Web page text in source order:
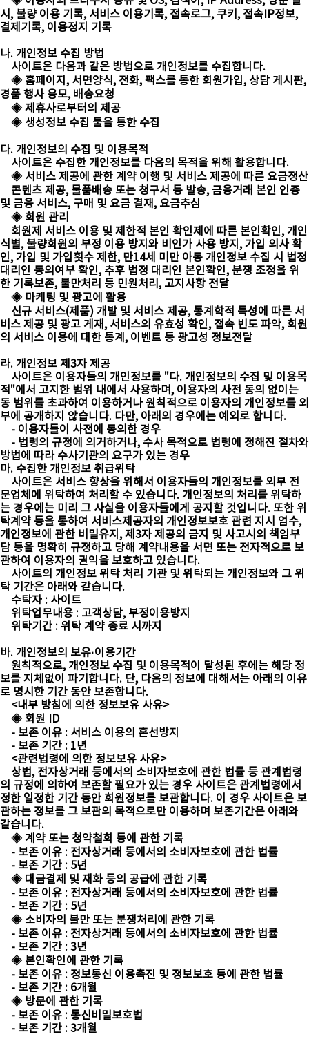
시, 불량 이용 기록, 서비스 이용기록, 접속로그, 쿠키, 접속IP정보,
결제기록, 이용정지 기록
나. 개인정보 수집 방법
사이트은 다음과 같은 방법으로 개인정보를 수집합니다.
◈ 홈페이지, 서면양식, 전화, 팩스를 통한 회원가입, 상담 게시판,
경품 행사 응모, 배송요청
◈ 제휴사로부터의 제공
◈ 생성정보 수집 툴을 통한 수집
다. 개인정보의 수집 및 이용목적
사이트은 수집한 개인정보를 다음의 목적을 위해 활용합니다.
◈ 서비스 제공에 관한 계약 이행 및 서비스 제공에 따른 요금정산
콘텐츠 제공, 물품배송 또는 청구서 등 발송, 금융거래 본인 인증
및 금융 서비스, 구매 및 요금 결재, 요금추심
◈ 회원 관리
회원제 서비스 이용 및 제한적 본인 확인제에 따른 본인확인, 개인
식별, 불량회원의 부정 이용 방지와 비인가 사용 방지, 가입 의사 확
인, 가입 및 가입횟수 제한, 만14세 미만 아동 개인정보 수집 시 법정
대리인 동의여부 확인, 추후 법정 대리인 본인확인, 분쟁 조정을 위
한 기록보존, 불만처리 등 민원처리, 고지사항 전달
◈ 마케팅 및 광고에 활용
신규 서비스(제품) 개발 및 서비스 제공, 통계학적 특성에 따른 서
비스 제공 및 광고 게재, 서비스의 유효성 확인, 접속 빈도 파악, 회원
의 서비스 이용에 대한 통계, 이벤트 등 광고성 정보전달
라. 개인정보 제3자 제공
사이트은 이용자들의 개인정보를 "다. 개인정보의 수집 및 이용목
적"에서 고지한 범위 내에서 사용하며, 이용자의 사전 동의 없이는
동 범위를 초과하여 이용하거나 원칙적으로 이용자의 개인정보를 외
부에 공개하지 않습니다. 다만, 아래의 경우에는 예외로 합니다.
- 이용자들이 사전에 동의한 경우
- 법령의 규정에 의거하거나, 수사 목적으로 법령에 정해진 절차와
방법에 따라 수사기관의 요구가 있는 경우
마. 수집한 개인정보 취급위탁
사이트은 서비스 향상을 위해서 이용자들의 개인정보를 외부 전
문업체에 위탁하여 처리할 수 있습니다. 개인정보의 처리를 위탁하
는 경우에는 미리 그 사실을 이용자들에게 공지할 것입니다. 또한 위
탁계약 등을 통하여 서비스제공자의 개인정보보호 관련 지시 엄수,
개인정보에 관한 비밀유지, 제3자 제공의 금지 및 사고시의 책임부
담 등을 명확히 규정하고 당해 계약내용을 서면 또는 전자적으로 보
관하여 이용자의 권익을 보호하고 있습니다.
사이트의 개인정보 위탁 처리 기관 및 위탁되는 개인정보와 그 위
탁 기간은 아래와 같습니다.
수탁자 : 사이트
위탁업무내용 : 고객상담, 부정이용방지
위탁기간 : 위탁 계약 종료 시까지
바. 개인정보의 보유·이용기간
원칙적으로, 개인정보 수집 및 이용목적이 달성된 후에는 해당 정
보를 지체없이 파기합니다. 단, 다음의 정보에 대해서는 아래의 이유
로 명시한 기간 동안 보존합니다.
<내부 방침에 의한 정보보유 사유>
◈ 회원 ID
- 보존 이유 : 서비스 이용의 혼선방지
- 보존 기간 : 1년
<관련법령에 의한 정보보유 사유>
상법, 전자상거래 등에서의 소비자보호에 관한 법률 등 관계법령
의 규정에 의하여 보존할 필요가 있는 경우 사이트은 관계법령에서
정한 일정한 기간 동안 회원정보를 보관합니다. 이 경우 사이트은 보
관하는 정보를 그 보관의 목적으로만 이용하며 보존기간은 아래와
같습니다.
◈ 계약 또는 청약철회 등에 관한 기록
- 보존 이유 : 전자상거래 등에서의 소비자보호에 관한 법률
- 보존 기간 : 5년
◈ 대금결제 및 재화 등의 공급에 관한 기록
- 보존 이유 : 전자상거래 등에서의 소비자보호에 관한 법률
- 보존 기간 : 5년
◈ 소비자의 불만 또는 분쟁처리에 관한 기록
- 보존 이유 : 전자상거래 등에서의 소비자보호에 관한 법률
- 보존 기간 : 3년
◈ 본인확인에 관한 기록
- 보존 이유 : 정보통신 이용촉진 및 정보보호 등에 관한 법률
- 보존 기간 : 6개월
◈ 방문에 관한 기록
- 보존 이유 : 통신비밀보호법
- 보존 기간 : 3개월